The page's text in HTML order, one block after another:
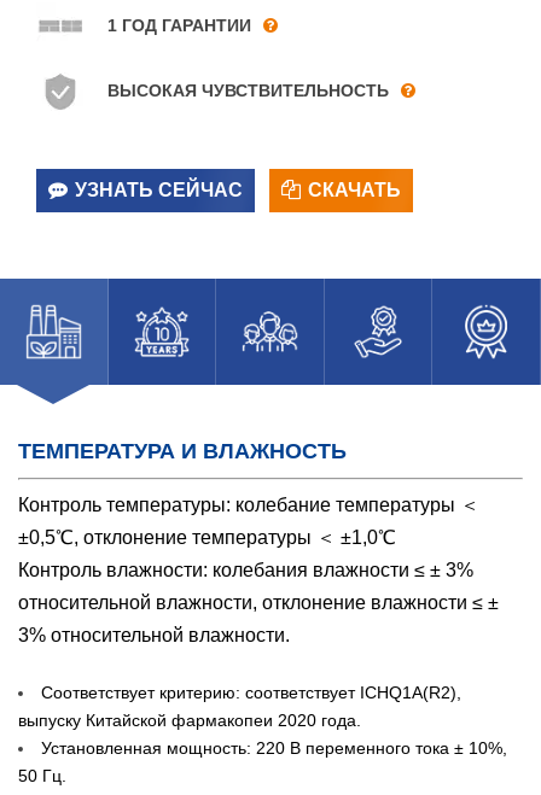
1 ГОД ГАРАНТИИ
ВЫСОКАЯ ЧУВСТВИТЕЛЬНОСТЬ
УЗНАТЬ СЕЙЧАС СКАЧАТЬ
ТЕМПЕРАТУРА И ВЛАЖНОСТЬ
Контроль температуры: колебание температуры ＜
±0,5℃, отклонение температуры ＜ ±1,0℃
Контроль влажности: колебания влажности ≤ ± 3%
относительной влажности, отклонение влажности ≤ ±
3% относительной влажности.
Соответствует критерию: соответствует ICHQ1A(R2),
выпуску Китайской фармакопеи 2020 года.
Установленная мощность: 220 В переменного тока ± 10%,
50 Гц.